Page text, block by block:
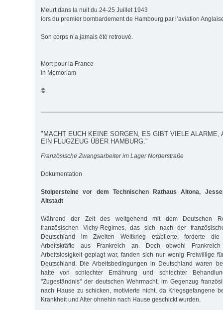
Meurt dans la nuit du 24-25 Juillet 1943
lors du premier bombardement de Hambourg par l’aviation
Son corps n’a jamais été retrouvé.
Mort pour la France
In Mémoriam
©
"MACHT EUCH KEINE SORGEN, ES GIBT VIELE ALARME,
EIN FLUGZEUG ÜBER HAMBURG."
Französische Zwangsarbeiter im Lager Norderstraße
Dokumentation
Stolpersteine vor dem Technischen Rathaus Altona,
Altstadt
Während der Zeit des weitgehend mit dem Deutschen
französischen Vichy-Regimes, das sich nach der
Deutschland im Zweiten Weltkrieg etablierte, forderte die
Arbeitskräfte aus Frankreich an. Doch obwohl
Arbeitslosigkeit geplagt war, fanden sich nur wenig Freiwillige
Deutschland. Die Arbeitsbedingungen in Deutschland waren
hatte von schlechter Ernährung und schlechter
"Zugeständnis" der deutschen Wehrmacht, im Gegenzug
nach Hause zu schicken, motivierte nicht, da Kriegsgefangene
Krankheit und Alter ohnehin nach Hause geschickt wurden.